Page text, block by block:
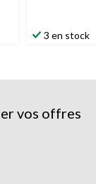
3 en stock
vos offres